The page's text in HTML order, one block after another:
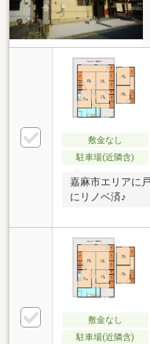
敷金なし
駐車場(近隣含)
嘉麻市エリアに
にリノベ済♪
敷金なし
駐車場(近隣含)